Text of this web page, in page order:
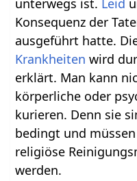
unterwegs ist. Leid
Konsequenz der
ausgeführt hatte.
Krankheiten wird
erklärt. Man kann
körperliche oder
kurieren. Denn sie
bedingt und
religiöse
werden.